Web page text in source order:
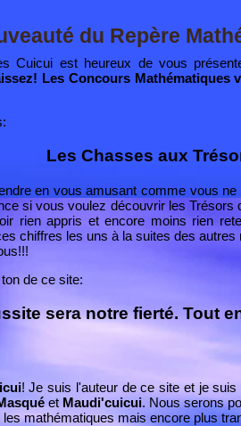
du Repère
Cuicui est heureux de vous
Les Concours
Les Chasses aux
en vous amusant comme vous
si vous voulez découvrir les
rien appris et encore moins rien
chiffres les uns à la suites des
de ce site:
sera notre fierté. Tout
! Je suis l'auteur de ce site et je
et Maudi'cuicui. Nous serons
mathématiques mais encore plus